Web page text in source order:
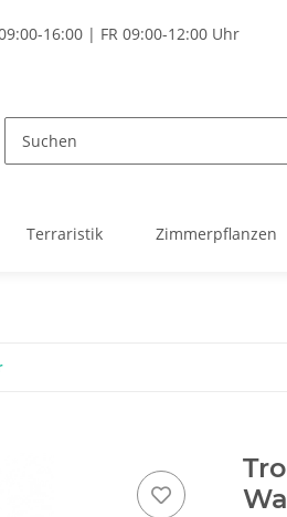
16:00 | FR 09:00-12:00 Uhr
Terraristik Zimmerpflanzen